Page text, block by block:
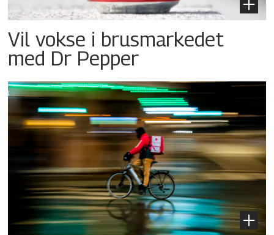
Vil vokse i brusmarkedet
med Dr Pepper